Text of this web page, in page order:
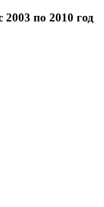
2003 по 2010 год